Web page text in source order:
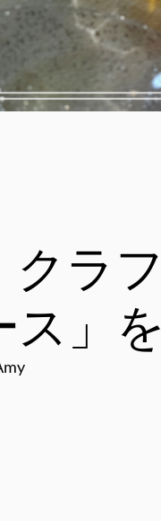
クラ
」